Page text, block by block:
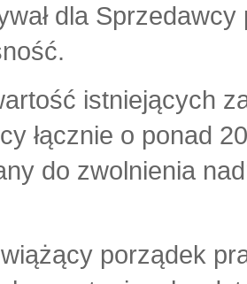
dla Sprzedawcy
istniejących
łącznie o ponad
do zwolnienia
porządek